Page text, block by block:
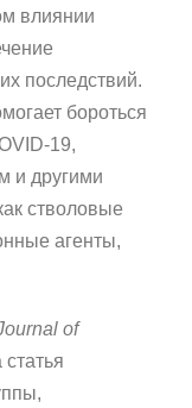
влиянии
последствий.
бороться
19,
и другими
стволовые
агенты,
of